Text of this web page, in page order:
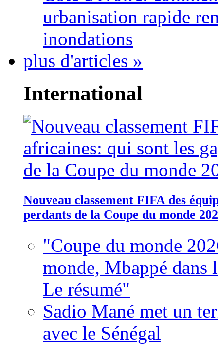
urbanisation rapide
inondations
plus d'articles »
International
Nouveau classement FIFA des
perdants de la Coupe du monde
"Coupe du monde
monde, Mbappé dans
Le résumé"
Sadio Mané met un
avec le Sénégal